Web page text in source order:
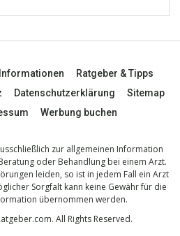
Ratgeber & Tipps
Datenschutzerklärung
Sitemap
Werbung buchen
zur allgemeinen Information
oder Behandlung bei einem Arzt.
leiden, so ist in jedem Fall ein Arzt
Sorgfalt kann keine Gewähr für die
übernommen werden.
All Rights Reserved.